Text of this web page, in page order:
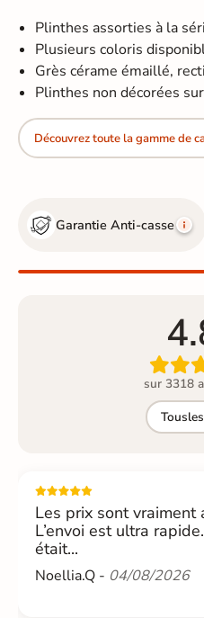
Plinthes assorties à la
Plusieurs coloris
Grès cérame émaillé,
Plinthes non décorées
Découvrez toute la gamme de
Garantie Anti-casse
sur 3318
Tous
Les prix sont vraiment
L’envoi est ultra
était...
Noellia.Q - 04/08/2026